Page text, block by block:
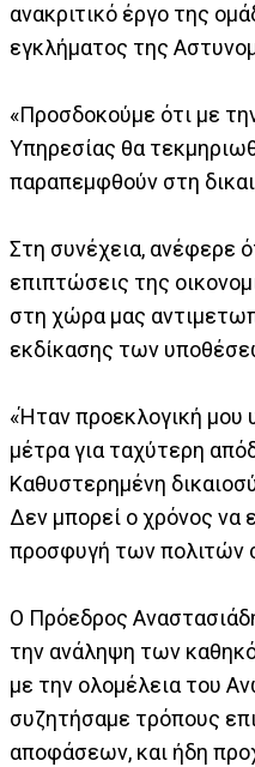
ανακριτικό έργο της
εγκλήματος της
«Προσδοκούμε ότι με
Υπηρεσίας θα
παραπεμφθούν στη
Στη συνέχεια, ανέφερε
επιπτώσεις της
στη χώρα μας
εκδίκασης των
«Ήταν προεκλογική μου
μέτρα για ταχύτερη
Καθυστερημένη
Δεν μπορεί ο χρόνος να
προσφυγή των πολιτών
Ο Πρόεδρος
την ανάληψη των
με την ολομέλεια του
συζητήσαμε τρόπους
αποφάσεων, και ήδη